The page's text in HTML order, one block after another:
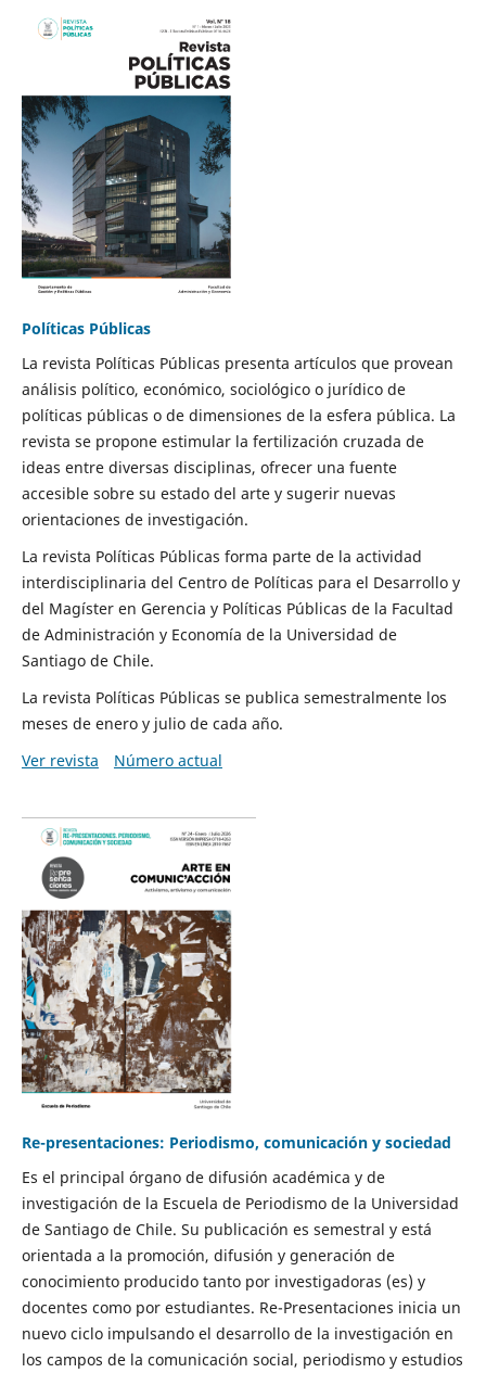
Políticas Públicas
La revista Políticas Públicas presenta artículos que provean
análisis político, económico, sociológico o jurídico de
políticas públicas o de dimensiones de la esfera pública. La
revista se propone estimular la fertilización cruzada de
ideas entre diversas disciplinas, ofrecer una fuente
accesible sobre su estado del arte y sugerir nuevas
orientaciones de investigación.
La revista Políticas Públicas forma parte de la actividad
interdisciplinaria del Centro de Políticas para el Desarrollo y
del Magíster en Gerencia y Políticas Públicas de la Facultad
de Administración y Economía de la Universidad de
Santiago de Chile.
La revista Políticas Públicas se publica semestralmente los
meses de enero y julio de cada año.
Ver revista
Número actual
Re-presentaciones: Periodismo, comunicación y sociedad
Es el principal órgano de difusión académica y de
investigación de la Escuela de Periodismo de la Universidad
de Santiago de Chile. Su publicación es semestral y está
orientada a la promoción, difusión y generación de
conocimiento producido tanto por investigadoras (es) y
docentes como por estudiantes. Re-Presentaciones inicia un
nuevo ciclo impulsando el desarrollo de la investigación en
los campos de la comunicación social, periodismo y estudios